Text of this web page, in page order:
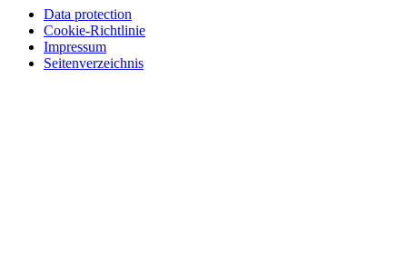
Data protection
Cookie-Richtlinie
Impressum
Seitenverzeichnis